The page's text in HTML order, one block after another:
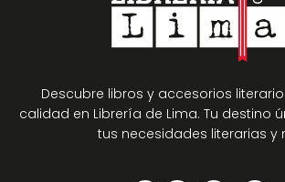
Descubre libros y accesorios
calidad en Librería de Lima. Tu destino
tus necesidades literarias y